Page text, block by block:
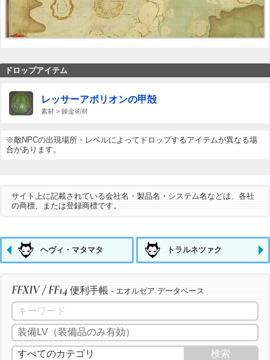
ドロップアイテム
レッサーアポリオンの甲殻
素材 > 錬金術材
※敵NPCの出現場所・レベルによってドロップするアイテムが異なる場
合があります。
サイト上に記載されている会社名・製品名・システム名などは、各社
の商標、または登録商標です。
ヘヴィ・マタマタ トラルネツァク
FFXIV / FF14 便利手帳 - エオルゼア データベース